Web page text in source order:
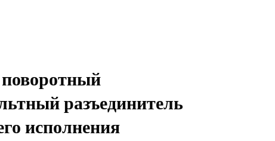
разъединитель
исполнения